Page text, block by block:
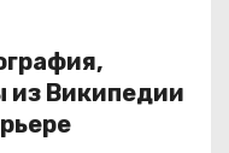
из Википедии